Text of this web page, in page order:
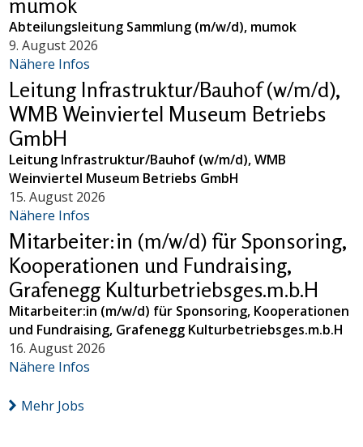
mumok
Abteilungsleitung Sammlung (m/w/d), mumok
9. August 2026
Nähere Infos
Leitung Infrastruktur/Bauhof (w/m/d),
WMB Weinviertel Museum Betriebs
GmbH
Leitung Infrastruktur/Bauhof (w/m/d), WMB
Weinviertel Museum Betriebs GmbH
15. August 2026
Nähere Infos
Mitarbeiter:in (m/w/d) für Sponsoring,
Kooperationen und Fundraising,
Grafenegg Kulturbetriebsges.m.b.H
Mitarbeiter:in (m/w/d) für Sponsoring, Kooperationen
und Fundraising, Grafenegg Kulturbetriebsges.m.b.H
16. August 2026
Nähere Infos
Mehr Jobs